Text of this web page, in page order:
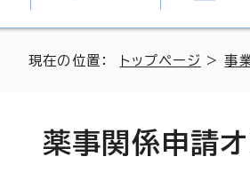
現在の位置： トップページ >事
薬事関係申請